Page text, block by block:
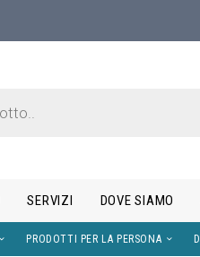
SERVIZI DOVE SIAMO